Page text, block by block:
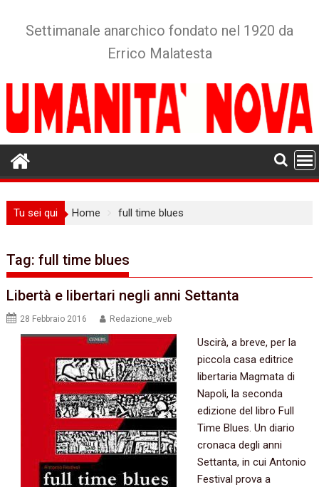
Settimanale anarchico fondato nel 1920 da
Errico Malatesta
Tu sei qui Home full time blues
Tag:full time blues
Libertà e libertari negli anni Settanta
28 Febbraio 2016 Redazione_web
Uscirà,‭ ‬a breve,‭ ‬per la
piccola casa editrice
libertaria Magmata di
Napoli,‭ ‬la seconda
edizione del libro‭ ‬Full
Time Blues.‭ ‬Un diario
cronaca degli anni
Settanta,‭ ‬in cui Antonio
Festival prova a